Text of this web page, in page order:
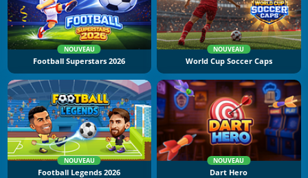
NOUVEAU
Football Superstars 2026
NOUVEAU
World Cup Soccer Caps
NOUVEAU
Football Legends 2026
NOUVEAU
Dart Hero